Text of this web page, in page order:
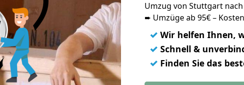
Umzug von Stuttgart
➨ Umzüge ab 95€ –
✓ Wir helfen Ihnen,
✓ Schnell &
✓ Finden Sie das